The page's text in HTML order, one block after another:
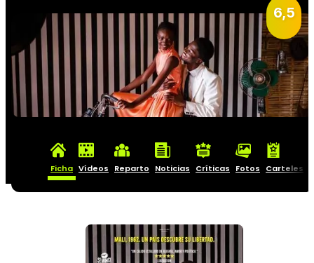
6,5
Ficha Vídeos Reparto Noticias Críticas Fotos Carteles